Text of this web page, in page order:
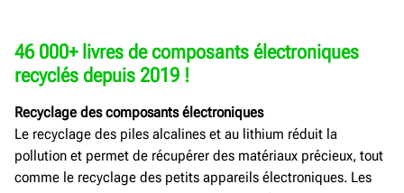
46 000+ livres de composants électroniques
recyclés depuis 2019 !
Recyclage des composants électroniques
Le recyclage des piles alcalines et au lithium réduit la
pollution et permet de récupérer des matériaux précieux, tout
comme le recyclage des petits appareils électroniques. Les